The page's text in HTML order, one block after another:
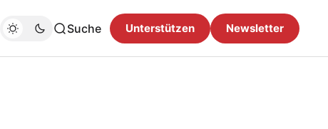
Suche Unterstützen Newsletter